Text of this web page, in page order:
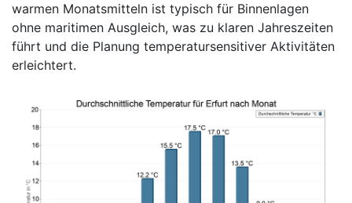
warmen Monatsmitteln ist typisch für Binnenlagen
ohne maritimen Ausgleich, was zu klaren Jahreszeiten
führt und die Planung temperatursensitiver Aktivitäten
erleichtert.